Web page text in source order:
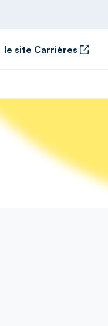
le site Carrières